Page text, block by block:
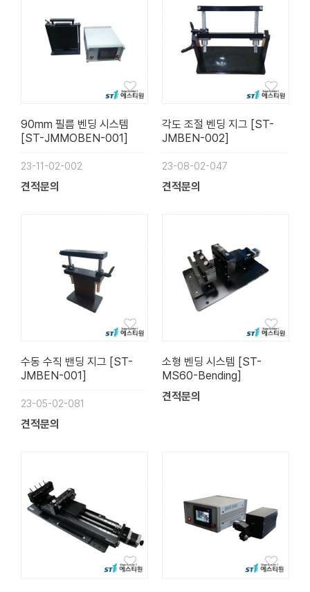
90mm 필름 벤딩 시스템
[ST-JMMOBEN-001]
23-11-02-002
견적문의
각도 조절 벤딩 지그 [ST-
JMBEN-002]
23-08-02-047
견적문의
수동 수직 밴딩 지그 [ST-
JMBEN-001]
23-05-02-081
견적문의
소형 벤딩 시스템 [ST-
MS60-Bending]
견적문의